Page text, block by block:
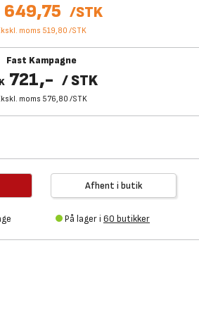
649,75 /STK
moms 519,80 /STK
Fast Kampagne
721,- / STK
moms 576,80 /STK
Afhent i butik
På lager i 60 butikker